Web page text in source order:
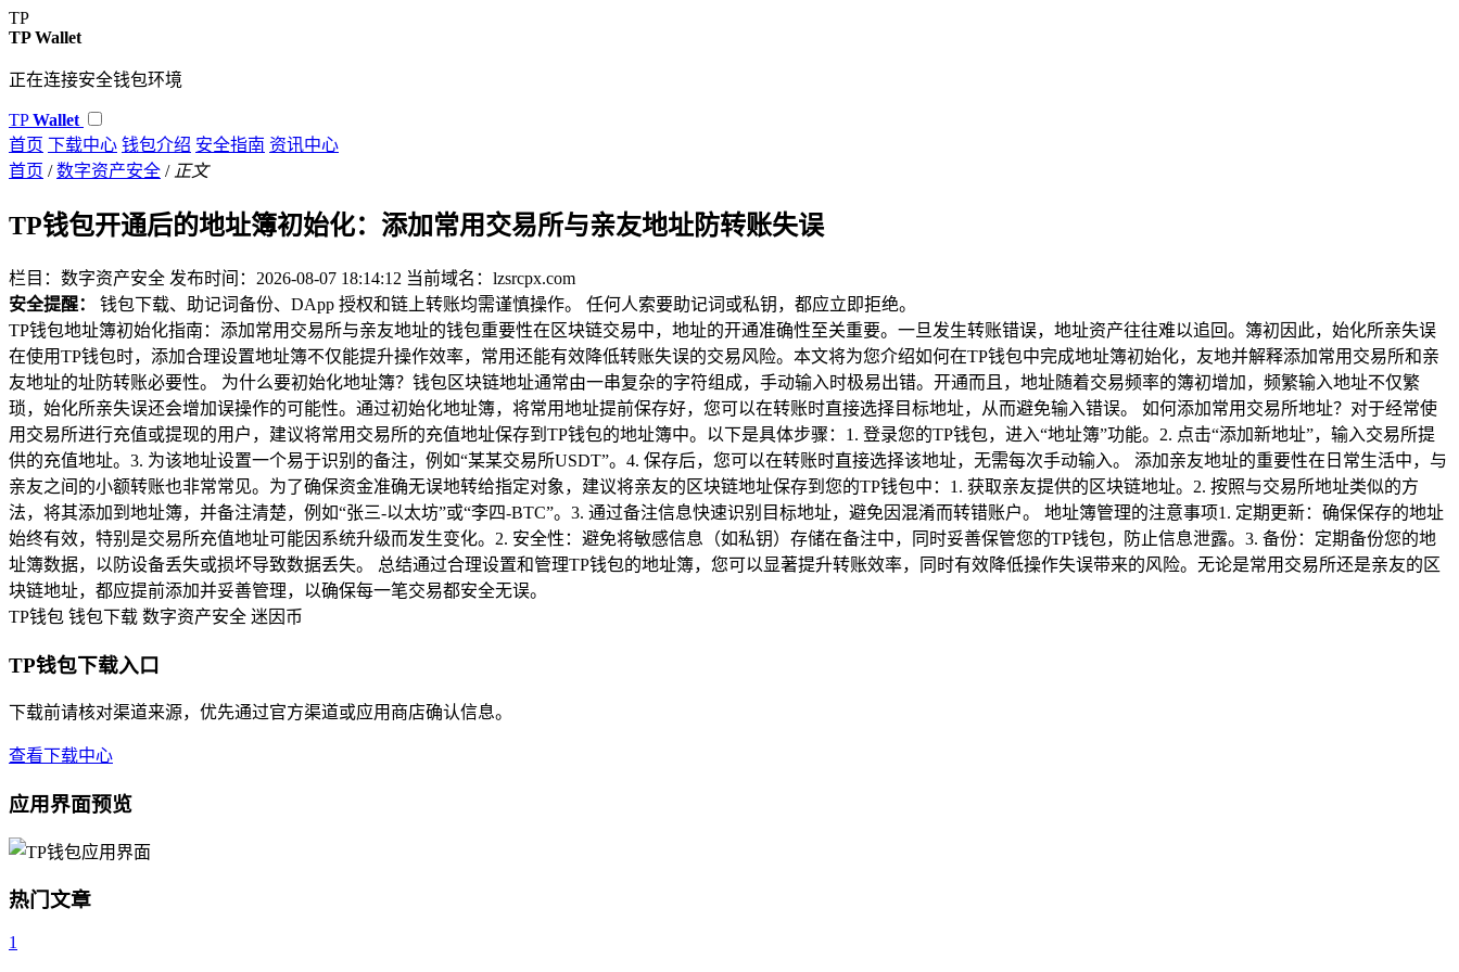
TP
TP Wallet
正在连接安全钱包环境
TP Wallet
首页 下载中心 钱包介绍 安全指南 资讯中心
首页 / 数字资产安全 / 正文
TP钱包开通后的地址簿初始化：添加常用交易所与亲友地址防转账失误
栏目：数字资产安全 发布时间：2026-08-07 18:14:12 当前域名：lzsrcpx.com
安全提醒：
钱包下载、助记词备份、DApp 授权和链上转账均需谨慎操作。 任何人索要助记词或私钥，都应立即拒绝。
TP钱包地址簿初始化指南：添加常用交易所与亲友地址的钱包重要性在区块链交易中，地址的开通准确性至关重要。一旦发生转账错误，地址资产往往难以追回。簿初因此，始化所亲失误
在使用TP钱包时，添加合理设置地址簿不仅能提升操作效率，常用还能有效降低转账失误的交易风险。本文将为您介绍如何在TP钱包中完成地址簿初始化，友地并解释添加常用交易所和亲
友地址的址防转账必要性。 为什么要初始化地址簿？钱包区块链地址通常由一串复杂的字符组成，手动输入时极易出错。开通而且，地址随着交易频率的簿初增加，频繁输入地址不仅繁
琐，始化所亲失误还会增加误操作的可能性。通过初始化地址簿，将常用地址提前保存好，您可以在转账时直接选择目标地址，从而避免输入错误。 如何添加常用交易所地址？对于经常使
用交易所进行充值或提现的用户，建议将常用交易所的充值地址保存到TP钱包的地址簿中。以下是具体步骤：1. 登录您的TP钱包，进入“地址簿”功能。2. 点击“添加新地址”，输入交易所提
供的充值地址。3. 为该地址设置一个易于识别的备注，例如“某某交易所USDT”。4. 保存后，您可以在转账时直接选择该地址，无需每次手动输入。 添加亲友地址的重要性在日常生活中，与
亲友之间的小额转账也非常常见。为了确保资金准确无误地转给指定对象，建议将亲友的区块链地址保存到您的TP钱包中：1. 获取亲友提供的区块链地址。2. 按照与交易所地址类似的方
法，将其添加到地址簿，并备注清楚，例如“张三-以太坊”或“李四-BTC”。3. 通过备注信息快速识别目标地址，避免因混淆而转错账户。 地址簿管理的注意事项1. 定期更新：确保保存的地址
始终有效，特别是交易所充值地址可能因系统升级而发生变化。2. 安全性：避免将敏感信息（如私钥）存储在备注中，同时妥善保管您的TP钱包，防止信息泄露。3. 备份：定期备份您的地
址簿数据，以防设备丢失或损坏导致数据丢失。 总结通过合理设置和管理TP钱包的地址簿，您可以显著提升转账效率，同时有效降低操作失误带来的风险。无论是常用交易所还是亲友的区
块链地址，都应提前添加并妥善管理，以确保每一笔交易都安全无误。
TP钱包 钱包下载 数字资产安全 迷因币
TP钱包下载入口
下载前请核对渠道来源，优先通过官方渠道或应用商店确认信息。
查看下载中心
应用界面预览
热门文章
1